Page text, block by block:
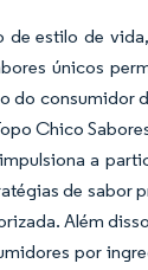
estilo de
únicos
do consumidor
Chico
a
de sabor
Além
por